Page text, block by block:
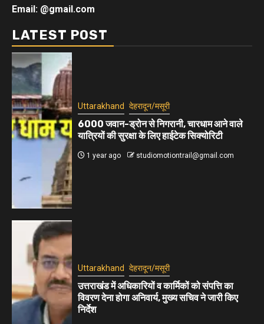
Email: @gmail.com
LATEST POST
Uttarakhand देहरादून/मसूरी
6000 जवान-ड्रोन से निगरानी, चारधाम आने वाले
यात्रियों की सुरक्षा के लिए हाईटेक सिक्योरिटी
1 year ago studiomotiontrail@gmail.com
Uttarakhand देहरादून/मसूरी
उत्तराखंड में अधिकारियों व कार्मिकों को संपत्ति का
विवरण देना होगा अनिवार्य, मुख्य सचिव ने जारी किए
निर्देश